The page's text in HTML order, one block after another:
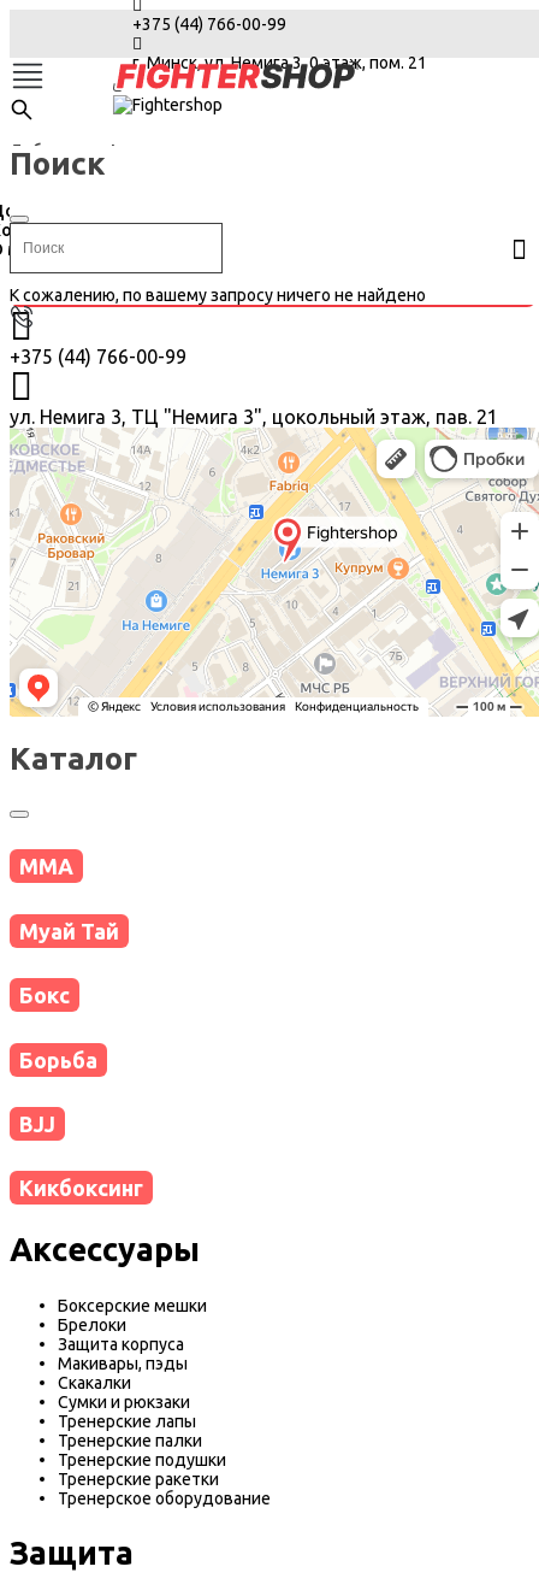
+375 (44) 766-00-99
г. Минск, ул. Немига 3, 0 этаж, пом. 21
Поиск
К сожалению, по вашему запросу ничего не найдено
Доброго дня!
магазине
+375 (44) 766-00-99
ул. Немига 3, ТЦ "Немига 3", цокольный этаж, пав. 21
Каталог
MMA
Муай Тай
Бокс
Борьба
BJJ
Кикбоксинг
Аксессуары
Боксерские мешки
Брелоки
Защита корпуса
Макивары, пэды
Скакалки
Сумки и рюкзаки
Тренерские лапы
Тренерские палки
Тренерские подушки
Тренерские ракетки
Тренерское оборудование
Защита